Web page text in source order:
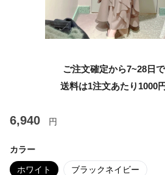
ご注文確定から7~28日
送料は1注文あたり 1000
6,940 円
カラー
ホワイト ブラックネイビー